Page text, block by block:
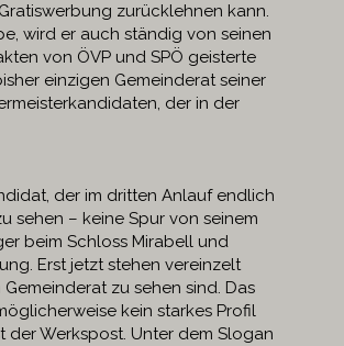
zurücklehnen kann.
wird er auch ständig von seinen
von ÖVP und SPÖ geisterte
einzigen Gemeinderat seiner
der in der
der im dritten Anlauf endlich
sehen – keine Spur von seinem
beim Schloss Mirabell und
Erst jetzt stehen vereinzelt
zu sehen sind. Das
kein starkes Profil
der Werkspost. Unter dem Slogan